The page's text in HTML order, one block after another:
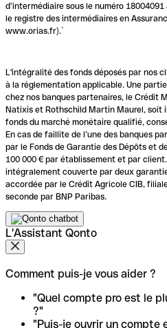
d’intermédiaire sous le numéro 18004091
le registre des intermédiaires en
www.orias.fr).`
L'intégralité des fonds déposés par nos
à la réglementation applicable. Une
chez nos banques partenaires, le Crédit
Natixis et Rothschild Martin Maurel, soit
fonds du marché monétaire qualifié,
En cas de faillite de l’une des banques
par le Fonds de Garantie des Dépôts et
100 000 € par établissement et par
intégralement couverte par deux
accordée par le Crédit Agricole CIB,
seconde par BNP Paribas.
L'Assistant Qonto
Comment puis-je vous aider ?
"Quel compte pro est le
?"
"Puis-je ouvrir un compte